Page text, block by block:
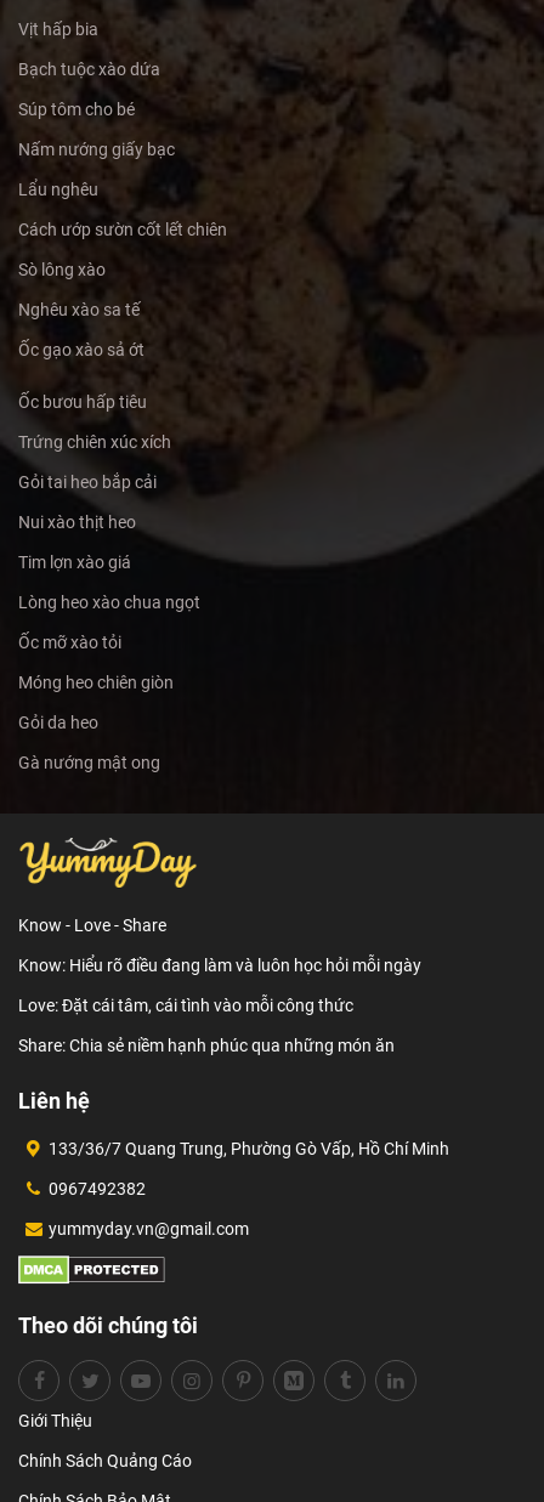
Vịt hấp bia
Bạch tuộc xào dứa
Súp tôm cho bé
Nấm nướng giấy bạc
Lẩu nghêu
Cách ướp sườn cốt lết chiên
Sò lông xào
Nghêu xào sa tế
Ốc gạo xào sả ớt
Ốc bươu hấp tiêu
Trứng chiên xúc xích
Gỏi tai heo bắp cải
Nui xào thịt heo
Tim lợn xào giá
Lòng heo xào chua ngọt
Ốc mỡ xào tỏi
Móng heo chiên giòn
Gỏi da heo
Gà nướng mật ong
Know - Love - Share
Know: Hiểu rõ điều đang làm và luôn học hỏi mỗi ngày
Love: Đặt cái tâm, cái tình vào mỗi công thức
Share: Chia sẻ niềm hạnh phúc qua những món ăn
Liên hệ
133/36/7 Quang Trung, Phường Gò Vấp, Hồ Chí Minh
0967492382
yummyday.vn@gmail.com
Theo dõi chúng tôi
Giới Thiệu
Chính Sách Quảng Cáo